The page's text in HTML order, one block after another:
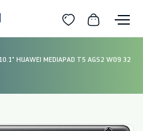
HUAWEI MEDIAPAD T5 AGS2 W09 32